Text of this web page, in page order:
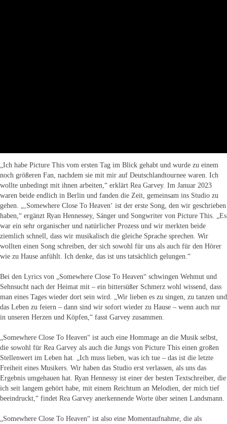
„Ich habe Picture This vom ersten Tag im Blick gehabt und wurde zu einem
noch größeren Fan, nachdem sie mit mir auf Deutschlandtournee waren. Ich
wollte unbedingt mit ihnen arbeiten,“ erklärt Rea Garvey. Im Januar 2023
waren beide endlich in Berlin und fanden die Zeit, gemeinsam ins Studio zu
gehen. „‚Somewhere Close To Heaven‘ ist der erste Song, den wir geschrieben
haben,“ ergänzt Ryan Hennessey, Sänger und Songwriter von Picture This. „Es
war ein sehr organischer und natürlicher Prozess und wir merkten beide
ziemlich schnell, dass wir musikalisch die gleiche Sprache sprechen. Wir
wollten einen Song schreiben, der sich sowohl für uns als auch für den Hörer
wie zu Hause anfühlt. Ich denke, das ist uns tatsächlich gelungen.“
Bei den Lyrics von „Somewhere Close To Heaven“ schwingen Wehmut und
Sehnsucht nach der Heimat mit – ein bittersüßer Schmerz wohl wissend, dass
man eines Tages wieder dort sein wird. „Wir lieben es zu singen, zu tanzen und
das Leben zu feiern – dann sind wir sofort wieder zu Hause – wenn auch nur
in unseren Herzen und Köpfen,“ fasst Garvey zusammen.
„Somewhere Close To Heaven“ ist auch eine Hommage an die Musik selbst,
die sowohl für Rea Garvey als auch die Jungs von Picture This einen großen
Stellenwert im Leben hat. „Ich muss lieben, was ich tue – das ist die letzte
Freiheit eines Musikers. Wir haben das Studio erst verlassen, als uns das
Ergebnis umgehauen hat. Ryan Hennessy ist einer der besten Textschreiber, die
ich seit langem gehört habe, mit einem Reichtum an Melodien, der mich tief
beeindruckt,“ findet Rea Garvey anerkennende Worte über seinen Landsmann.
„Somewhere Close To Heaven“ ist also eine Momentaufnahme, die als